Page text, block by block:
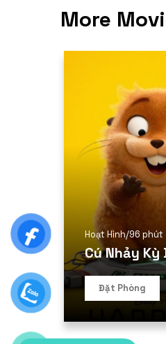
More
Hoạt Hình/96 phút
Cú Nhảy Kỳ
Đặt Phòng